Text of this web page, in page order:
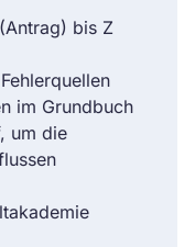
bis Z
im Grundbuch
um die